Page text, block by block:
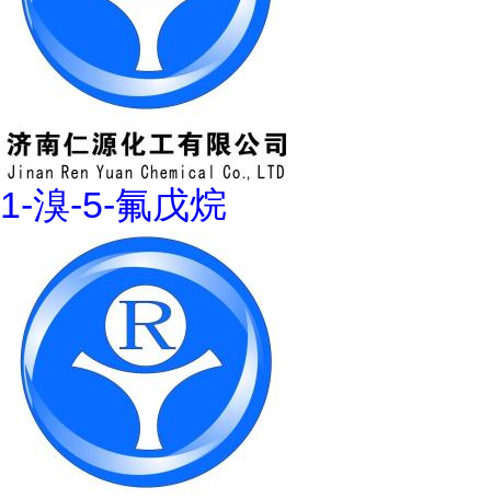
1-溴-5-氟戊烷